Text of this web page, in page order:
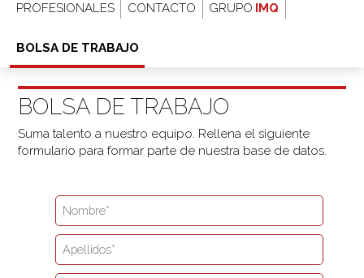
PROFESIONALES CONTACTO GRUPO
BOLSA DE TRABAJO
BOLSA DE TRABAJO
Suma talento a nuestro equipo. Rellena el siguiente
formulario para formar parte de nuestra base de datos.